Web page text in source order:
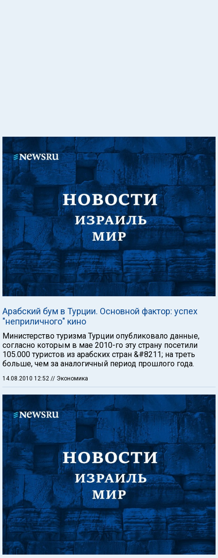
Арабский бум в Турции. Основной фактор: успех
"неприличного" кино
Министерство туризма Турции опубликовало данные,
согласно которым в мае 2010-го эту страну посетили
105.000 туристов из арабских стран &#8211; на треть
больше, чем за аналогичный период прошлого года.
14.08.2010 12:52 // Экономика